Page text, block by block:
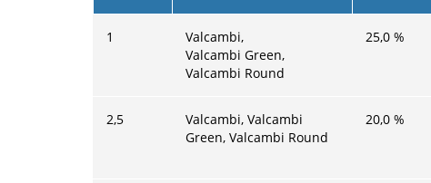
1
Valcambi,
Valcambi Green,
Valcambi Round
25,0 %
2,5
Valcambi, Valcambi
Green, Valcambi Round
20,0 %